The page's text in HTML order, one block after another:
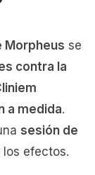
Morpheus se
contra la
a medida.
sesión de
los efectos.